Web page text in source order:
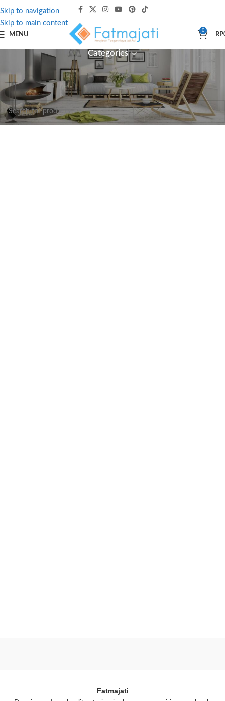
Skip to navigation
Skip to main content
MENU
0
RP
Categories
Produk dengan tag “Kursi Ergonomis”
Tidak ada produk yang ditemukan sesuai dengan pilihan Anda.
Fatmajati